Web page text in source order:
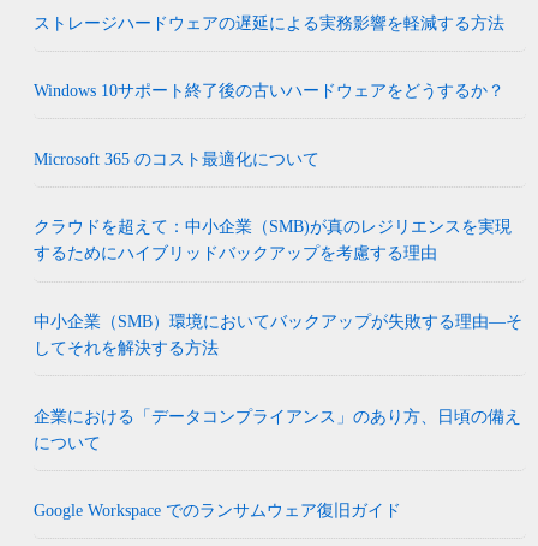
ストレージハードウェアの遅延による実務影響を軽減する方法
Windows 10サポート終了後の古いハードウェアをどうするか？
Microsoft 365 のコスト最適化について
クラウドを超えて：中小企業（SMB)が真のレジリエンスを実現
するためにハイブリッドバックアップを考慮する理由
中小企業（SMB）環境においてバックアップが失敗する理由―そ
してそれを解決する方法
企業における「データコンプライアンス」のあり方、日頃の備え
について
Google Workspace でのランサムウェア復旧ガイド